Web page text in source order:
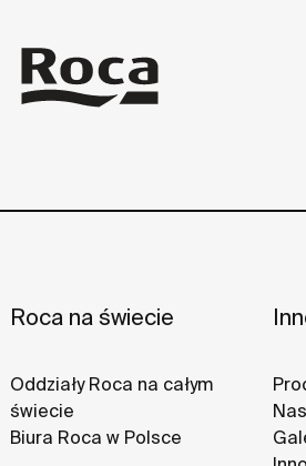
Roca na świecie
Oddziały Roca na całym
świecie
Biura Roca w Polsce